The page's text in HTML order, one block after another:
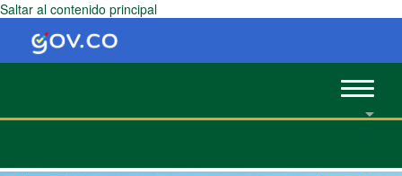
Saltar al contenido principal
Toggle